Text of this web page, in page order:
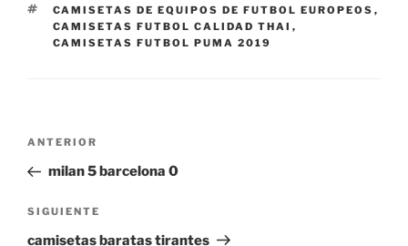
ETIQUETAS
CAMISETAS DE EQUIPOS DE FUTBOL EUROPEOS ,
CAMISETAS FUTBOL CALIDAD THAI ,
CAMISETAS FUTBOL PUMA 2019
Navegación
entradas
Entrada
anterior:
ANTERIOR
milan 5 barcelona 0
Siguiente
entrada
SIGUIENTE
camisetas baratas tirantes